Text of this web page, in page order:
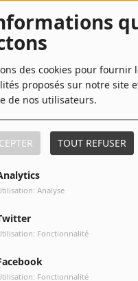
des cookies pour fournir
proposés sur notre site
de nos utilisateurs.
TOUT REFUSER
Analyse
Fonctionnalité
Fonctionnalité
No Matter What
Love Me for a Reason